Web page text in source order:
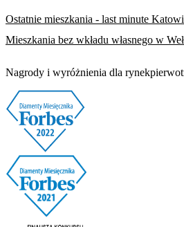
Ostatnie mieszkania - last minute
Mieszkania bez wkładu własnego w
Nagrody i wyróżnienia dla